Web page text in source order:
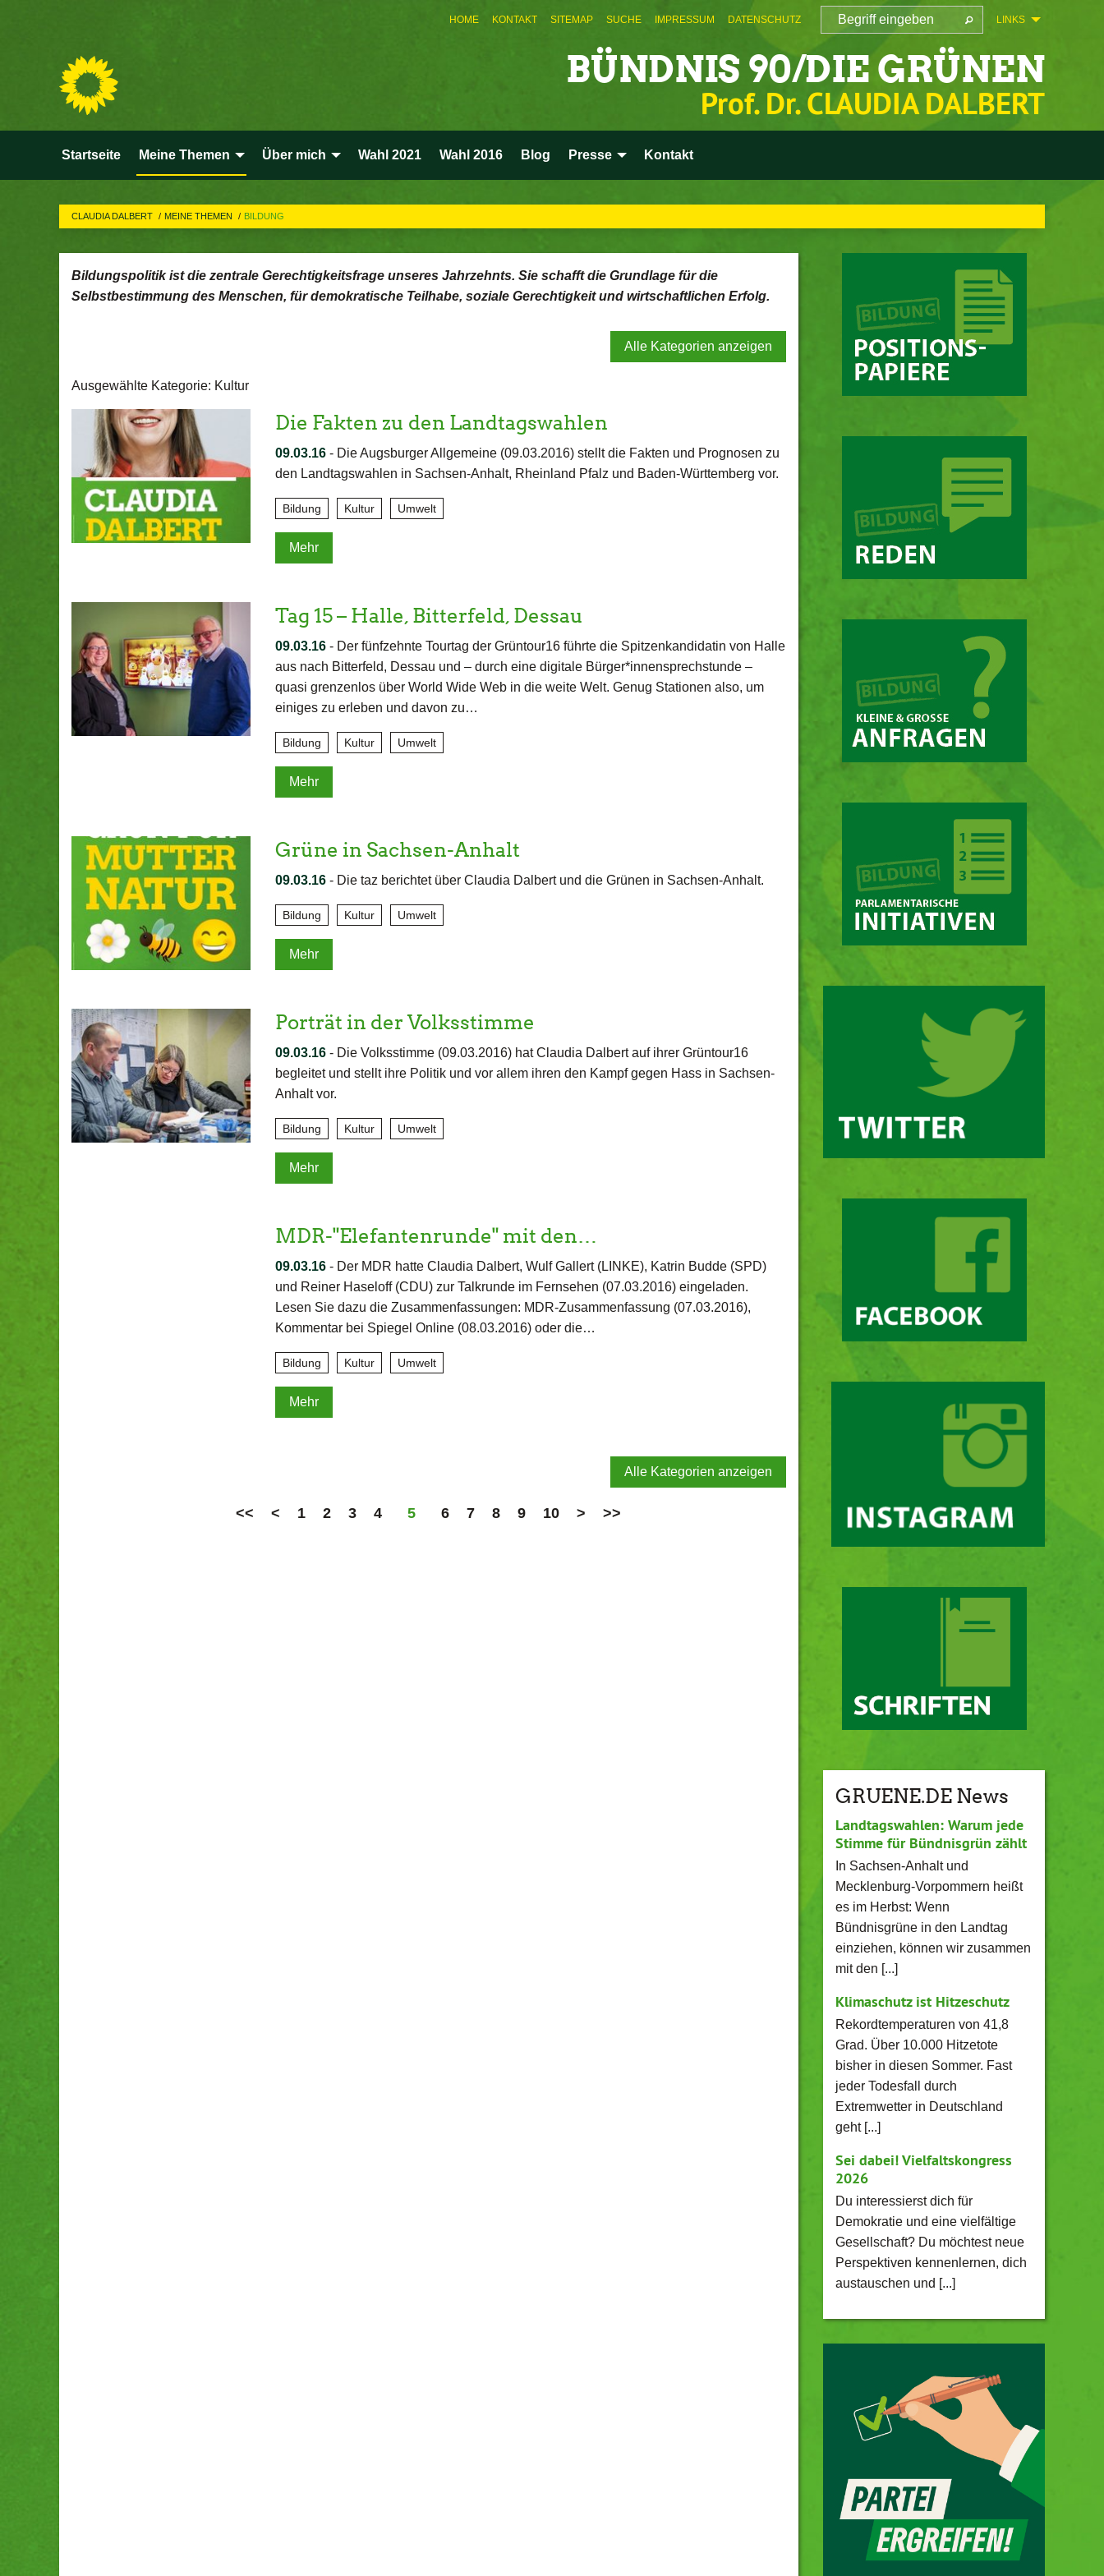
LINKS
HOME KONTAKT SITEMAP SUCHE IMPRESSUM DATENSCHUTZ
BÜNDNIS 90/DIE GRÜNEN
Prof. Dr. CLAUDIA DALBERT
Startseite Meine Themen Über mich Wahl 2021 Wahl 2016 Blog Presse Kontakt
CLAUDIA DALBERT MEINE THEMEN BILDUNG
Bildungspolitik ist die zentrale Gerechtigkeitsfrage unseres Jahrzehnts. Sie schafft die Grundlage für die
Selbstbestimmung des Menschen, für demokratische Teilhabe, soziale Gerechtigkeit und wirtschaftlichen Erfolg.
Alle Kategorien anzeigen
Ausgewählte Kategorie: Kultur
Die Fakten zu den Landtagswahlen
09.03.16- Die Augsburger Allgemeine (09.03.2016) stellt die Fakten und Prognosen zu
den Landtagswahlen in Sachsen-Anhalt, Rheinland Pfalz und Baden-Württemberg vor.
Bildung Kultur Umwelt
Mehr
Tag 15 – Halle, Bitterfeld, Dessau
09.03.16- Der fünfzehnte Tourtag der Grüntour16 führte die Spitzenkandidatin von Halle
aus nach Bitterfeld, Dessau und – durch eine digitale Bürger*innensprechstunde –
quasi grenzenlos über World Wide Web in die weite Welt. Genug Stationen also, um
einiges zu erleben und davon zu…
Bildung Kultur Umwelt
Mehr
Grüne in Sachsen-Anhalt
09.03.16- Die taz berichtet über Claudia Dalbert und die Grünen in Sachsen-Anhalt.
Bildung Kultur Umwelt
Mehr
Porträt in der Volksstimme
09.03.16- Die Volksstimme (09.03.2016) hat Claudia Dalbert auf ihrer Grüntour16
begleitet und stellt ihre Politik und vor allem ihren den Kampf gegen Hass in Sachsen-
Anhalt vor.
Bildung Kultur Umwelt
Mehr
MDR-"Elefantenrunde" mit den…
09.03.16- Der MDR hatte Claudia Dalbert, Wulf Gallert (LINKE), Katrin Budde (SPD)
und Reiner Haseloff (CDU) zur Talkrunde im Fernsehen (07.03.2016) eingeladen.
Lesen Sie dazu die Zusammenfassungen: MDR-Zusammenfassung (07.03.2016),
Kommentar bei Spiegel Online (08.03.2016) oder die…
Bildung Kultur Umwelt
Mehr
Alle Kategorien anzeigen
<< < 1 2 3 4 5 6 7 8 9 10 > >>
GRUENE.DE News
Landtagswahlen: Warum jede
Stimme für Bündnisgrün zählt
In Sachsen-Anhalt und
Mecklenburg-Vorpommern heißt
es im Herbst: Wenn
Bündnisgrüne in den Landtag
einziehen, können wir zusammen
mit den [...]
Klimaschutz ist Hitzeschutz
Rekordtemperaturen von 41,8
Grad. Über 10.000 Hitzetote
bisher in diesen Sommer. Fast
jeder Todesfall durch
Extremwetter in Deutschland
geht [...]
Sei dabei! Vielfaltskongress
2026
Du interessierst dich für
Demokratie und eine vielfältige
Gesellschaft? Du möchtest neue
Perspektiven kennenlernen, dich
austauschen und [...]